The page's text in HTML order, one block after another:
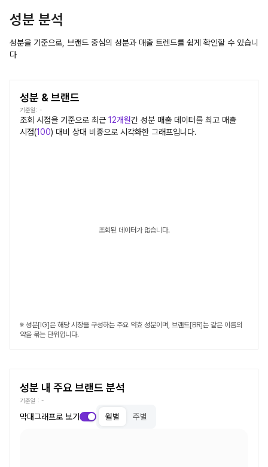
성분 분석
성분을 기준으로, 브랜드 중심의 성분과 매출 트렌드를 쉽게 확인할 수 있습니
다
성분 & 브랜드
기준일: -
조회 시점을 기준으로 최근 12개월간 성분 매출 데이터를 최고 매출
시점(100) 대비 상대 비중으로 시각화한 그래프입니다.
조회된 데이터가 없습니다.
※ 성분[IG]은 해당 시장을 구성하는 주요 약효 성분이며, 브랜드[BR]는 같은 이름의
약을 묶는 단위입니다.
성분 내 주요 브랜드 분석
기준일 : -
막대그래프로 보기 월별 주별